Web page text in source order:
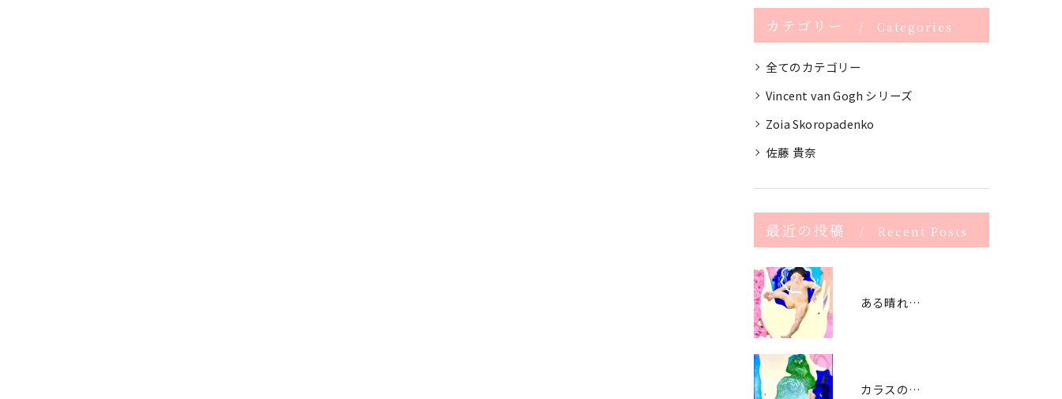
カテゴリー Categories
全てのカテゴリー
Vincent van Gogh シリーズ
Zoia Skoropadenko
佐藤 貴奈
最近の投稿 Recent Posts
ある晴れた日曜日 (2021） The sunny Sunday -2021
カラスの警告 (2021） signal by crow - 2021